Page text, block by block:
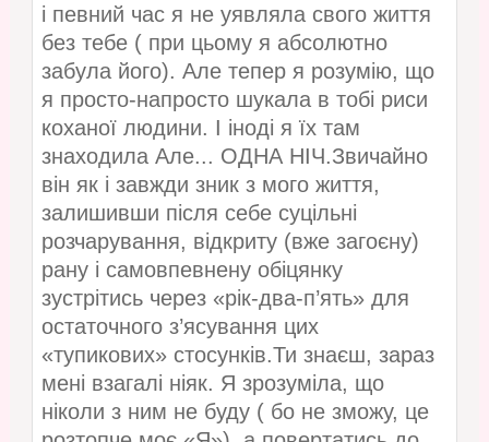
і певний час я не уявляла свого життя
без тебе ( при цьому я абсолютно
забула його). Але тепер я розумію, що
я просто-напросто шукала в тобі риси
коханої людини. І іноді я їх там
знаходила Але... ОДНА НІЧ.Звичайно
він як і завжди зник з мого життя,
залишивши після себе суцільні
розчарування, відкриту (вже загоєну)
рану і самовпевнену обіцянку
зустрітись через «рік-два-п’ять» для
остаточного з’ясування цих
«тупикових» стосунків.Ти знаєш, зараз
мені взагалі ніяк. Я зрозуміла, що
ніколи з ним не буду ( бо не зможу, це